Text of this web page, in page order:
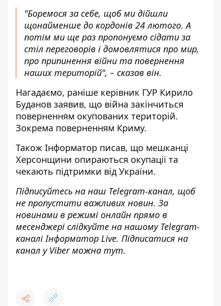
"Боремося за себе, щоб ми дійшли
щонайменше до кордонів 24 лютого. А
потім ми ще раз пропонуємо сідати за
стіл переговорів і домовлятися про мир,
про припинення війни та повернення
наших територій", – сказав він.
Нагадаємо, раніше керівник ГУР Кирило
Буданов заявив, що війна закінчиться
поверненням окупованих територій.
Зокрема поверненням Криму.
Також Інформатор писав, що мешканці
Херсонщини опираються окупації та
чекають підтримки від України.
Підписуйтесь на наш Telegram-канал, щоб
не пропустити важливих новин. За
новинами в режимі онлайн прямо в
месенджері слідкуйте на нашому Telegram-
каналіІнформатор Live. Підписатися на
канал у Viber можна тут.